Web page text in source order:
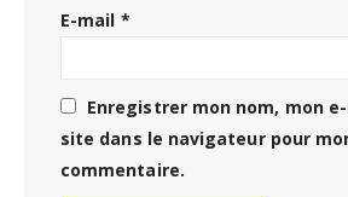
E-mail *
Enregistrer mon nom, mon
site dans le navigateur pour
commentaire.